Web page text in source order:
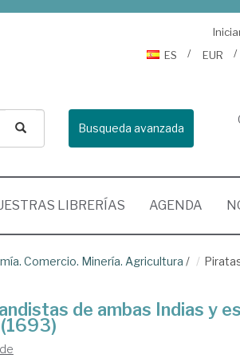
ES
EUR
Busqueda avanzada
LIBRERÍAS AGENDA
Comercio. Minería. Agricultura /
de ambas Indias y